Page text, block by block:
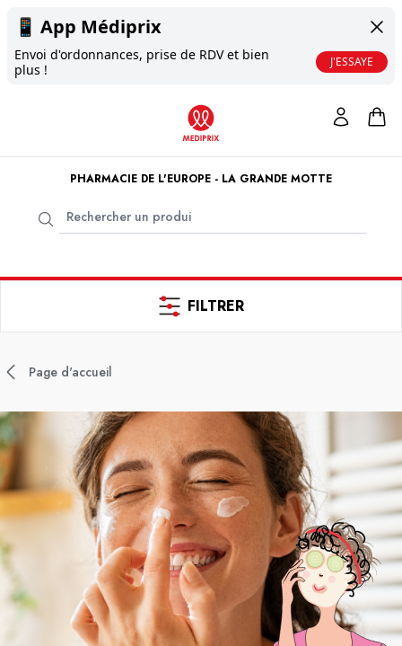
📱 App Médiprix
Envoi d'ordonnances, prise de RDV et bien
plus !
J'ESSAYE
PHARMACIE DE L'EUROPE - LA GRANDE MOTTE
FILTRER
Page d'accueil